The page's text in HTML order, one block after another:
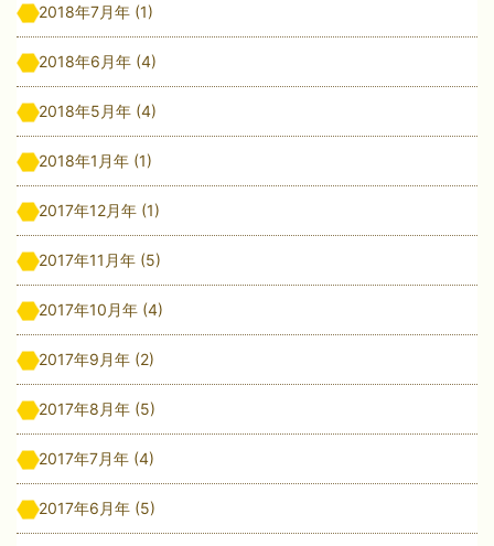
2018年7月年 (1)
2018年6月年 (4)
2018年5月年 (4)
2018年1月年 (1)
2017年12月年 (1)
2017年11月年 (5)
2017年10月年 (4)
2017年9月年 (2)
2017年8月年 (5)
2017年7月年 (4)
2017年6月年 (5)